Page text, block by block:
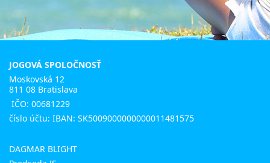
JOGOVÁ SPOLOČNOSŤ
Moskovská 12
811 08 Bratislava
IČO: 00681229
číslo účtu: IBAN: SK5009000000000011481575
DAGMAR BLIGHT